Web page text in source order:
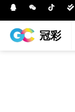
冠彩